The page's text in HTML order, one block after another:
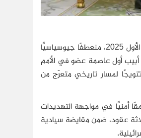
) دولةً مستقلةً، في ديسمبر/كانون الأول 2025، منعطفًا جيوسياسيًّا
أبيب أول عاصمة عضو في الأمم
لمسار تاريخي متعرّج من
أمنيًّا في مواجهة التهديدات
عقود، ضمن مقايضة سيادية